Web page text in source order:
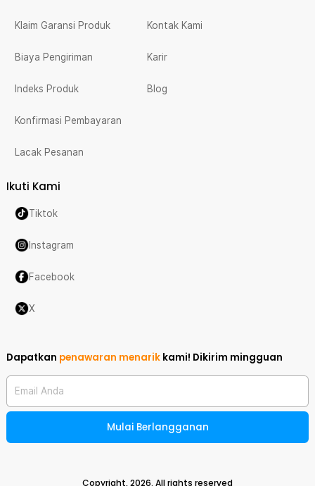
Klaim Garansi Produk
Biaya Pengiriman
Indeks Produk
Konfirmasi Pembayaran
Lacak Pesanan
Kontak Kami
Karir
Blog
Ikuti Kami
Tiktok
Instagram
Facebook
X
Dapatkan penawaran menarik kami! Dikirim mingguan
Email Anda
Mulai Berlangganan
Copyright,2026. All rights reserved